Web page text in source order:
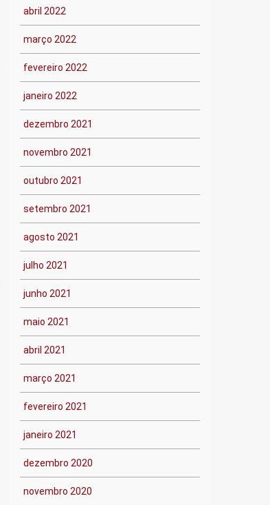
abril 2022
março 2022
fevereiro 2022
janeiro 2022
dezembro 2021
novembro 2021
outubro 2021
setembro 2021
agosto 2021
julho 2021
junho 2021
maio 2021
abril 2021
março 2021
fevereiro 2021
janeiro 2021
dezembro 2020
novembro 2020